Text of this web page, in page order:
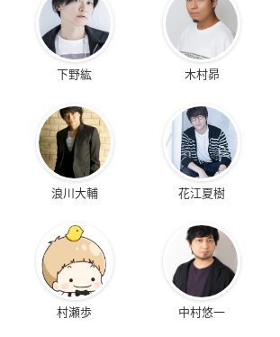
下野紘 木村昴
浪川大輔 花江夏樹
村瀬歩 中村悠一